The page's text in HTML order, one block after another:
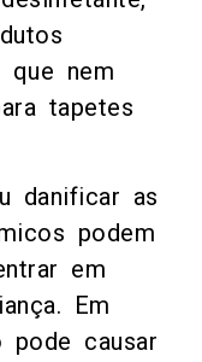
que nem
tapetes
danificar as
podem
em
Em
pode causar